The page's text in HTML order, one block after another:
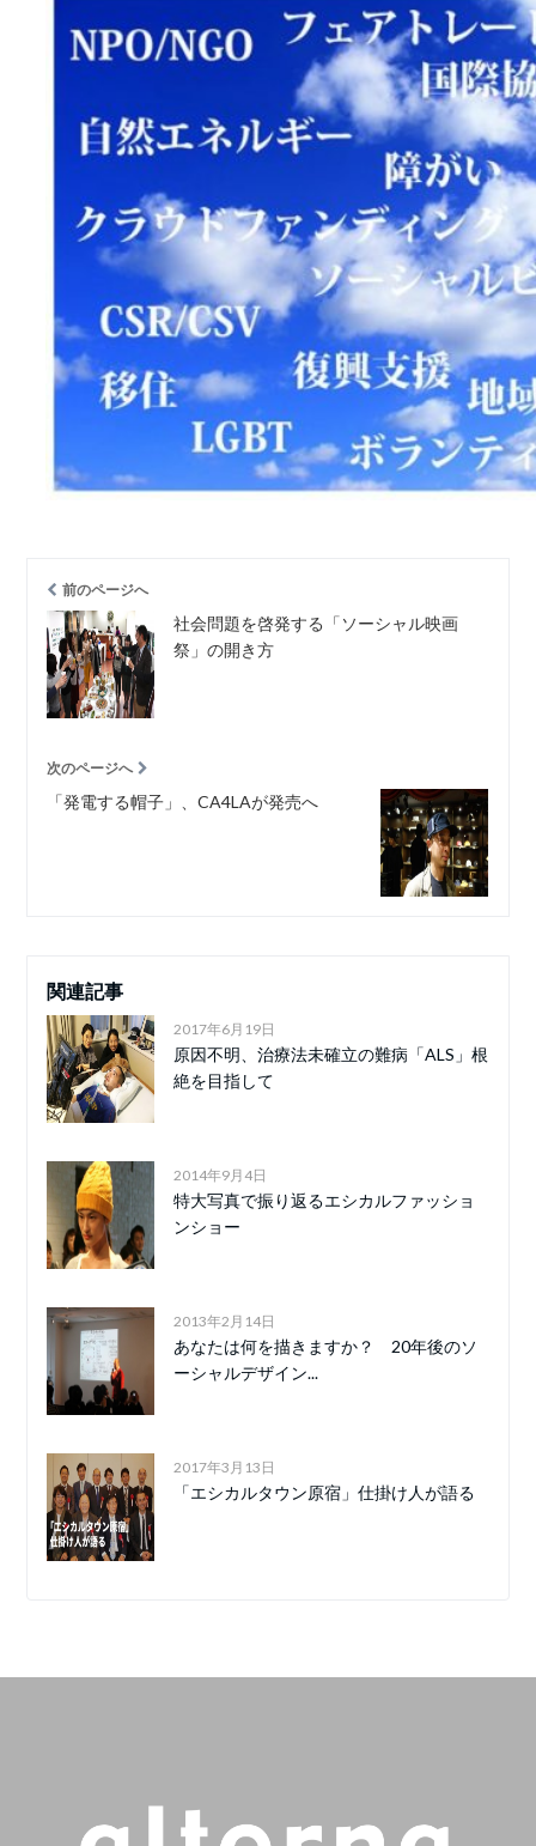
前のページへ
社会問題を啓発する「ソーシャル映画
祭」の開き方
次のページへ
「発電する帽子」、CA4LAが発売へ
関連記事
2017年6月19日
原因不明、治療法未確立の難病「ALS」根
絶を目指して
2014年9月4日
特大写真で振り返るエシカルファッショ
ンショー
2013年2月14日
あなたは何を描きますか？ 20年後のソ
ーシャルデザイン...
2017年3月13日
「エシカルタウン原宿」仕掛け人が語る